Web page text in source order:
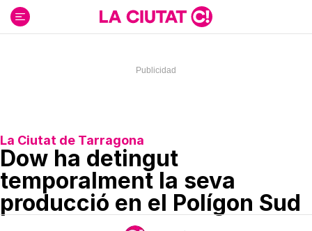
contenido
La Ciutat de Tarragona
Dow ha detingut
temporalment la seva
producció en el Polígon Sud